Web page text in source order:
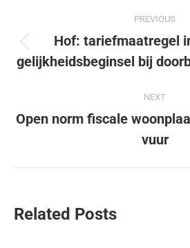
PREVIOUS
Hof: tariefmaatregel
gelijkheidsbeginsel bij
NEXT
Open norm fiscale
vuur
Related Posts